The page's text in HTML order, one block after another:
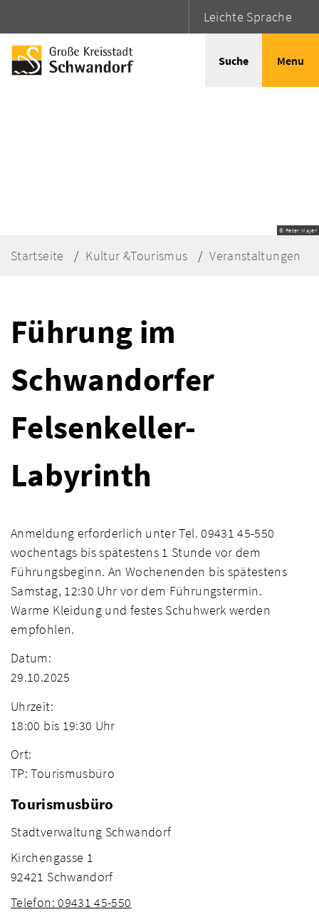
Leichte Sprache
Suche Menu
© Peter Mayer
Startseite Kultur &Tourismus Veranstaltungen
Führung im
Schwandorfer
Felsenkeller-
Labyrinth
Anmeldung erforderlich unter Tel. 09431 45-550
wochentags bis spätestens 1 Stunde vor dem
Führungsbeginn. An Wochenenden bis spätestens
Samstag, 12:30 Uhr vor dem Führungstermin.
Warme Kleidung und festes Schuhwerk werden
empfohlen.
Datum:
29.10.2025
Uhrzeit:
18:00 bis 19:30 Uhr
Ort:
TP: Tourismusbüro
Tourismusbüro
Stadtverwaltung Schwandorf
Kirchengasse 1
92421 Schwandorf
Telefon: 09431 45-550